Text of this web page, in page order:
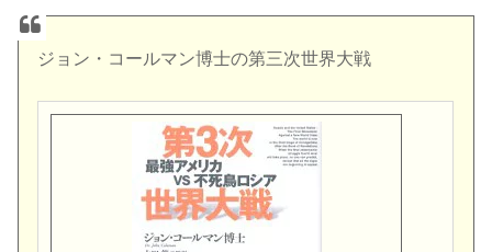
ジョン・コールマン博士の第三次世界大戦